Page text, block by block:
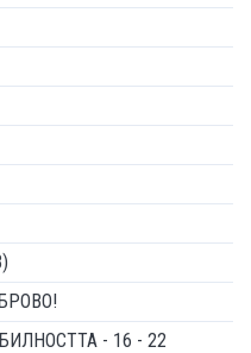
- 16 - 22